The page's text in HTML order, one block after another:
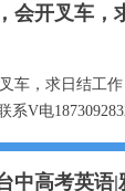
会开叉车，
车，求日结工
V电
中高考英语